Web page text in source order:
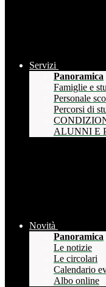
Servizi
Panoramica
Famiglie e
Personale
Percorsi di
ALUNNI E
Novità
Panoramica
Le notizie
Le circolari
Calendario
Albo online